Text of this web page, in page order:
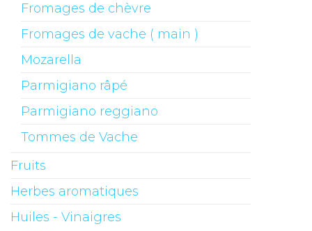
Fromages de chèvre
Fromages de vache ( main )
Mozarella
Parmigiano râpé
Parmigiano reggiano
Tommes de Vache
Fruits
Herbes aromatiques
Huiles - Vinaigres